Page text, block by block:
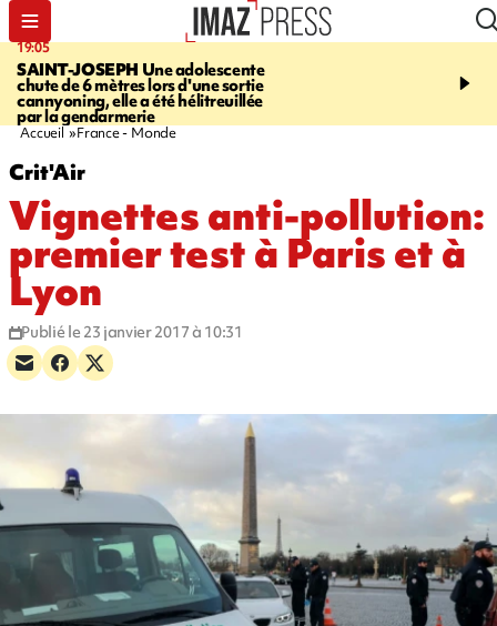
19:05
SAINT-JOSEPH Une adolescente
chute de 6 mètres lors d'une sortie
cannyoning, elle a été hélitreuillée
par la gendarmerie
20:44
rouée de coups,
Accueil France - Monde
Crit'Air
Vignettes anti-pollution:
premier test à Paris et à
Lyon
Publié le 23 janvier 2017 à 10:31